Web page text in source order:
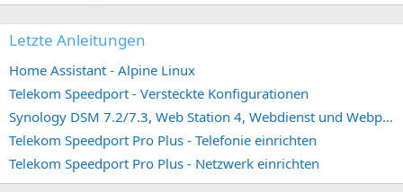
Letzte Anleitungen
Home Assistant - Alpine Linux
Telekom Speedport - Versteckte Konfigurationen
Synology DSM 7.2/7.3, Web Station 4, Webdienst und Webportal erstellen (ehemals vHost)
Telekom Speedport Pro Plus - Telefonie einrichten
Telekom Speedport Pro Plus - Netzwerk einrichten